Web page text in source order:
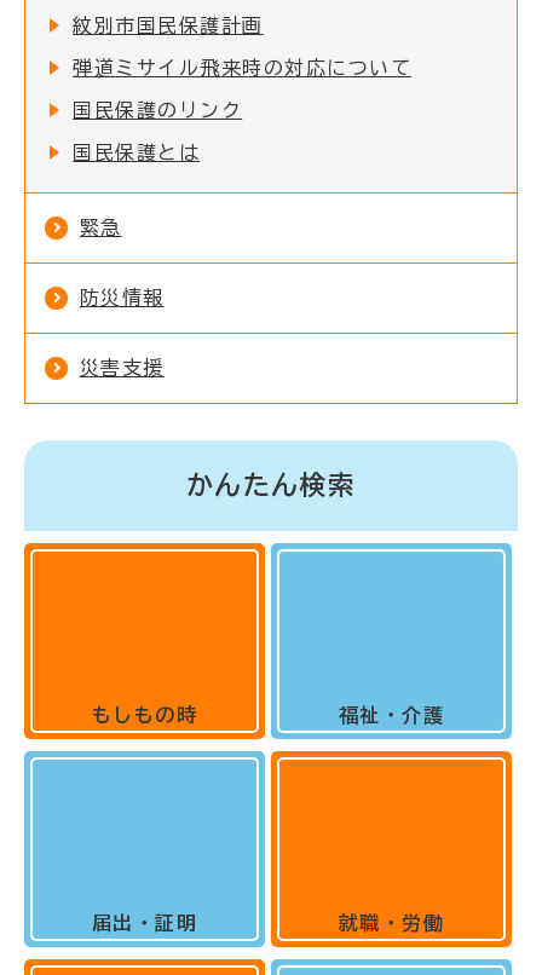
紋別市国民保護計画
弾道ミサイル飛来時の対応について
国民保護のリンク
国民保護とは
緊急
防災情報
災害支援
かんたん検索
もしもの時
届出・証明
福祉・介護
就職・労働